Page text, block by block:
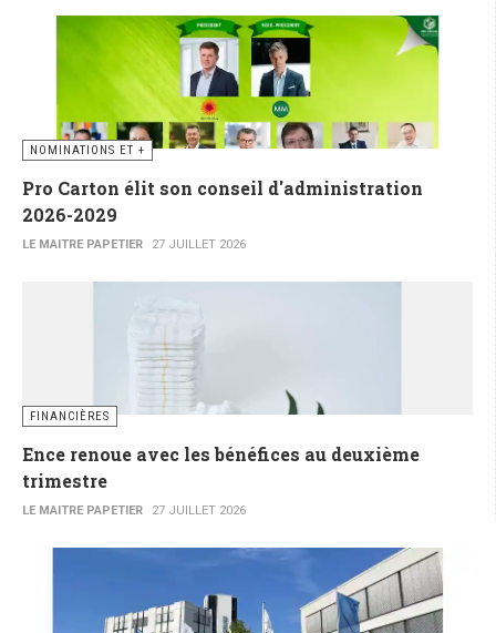
NOMINATIONS ET +
Pro Carton élit son conseil d'administration
2026-2029
LE MAITRE PAPETIER 27 JUILLET 2026
FINANCIÈRES
Ence renoue avec les bénéfices au deuxième
trimestre
LE MAITRE PAPETIER 27 JUILLET 2026